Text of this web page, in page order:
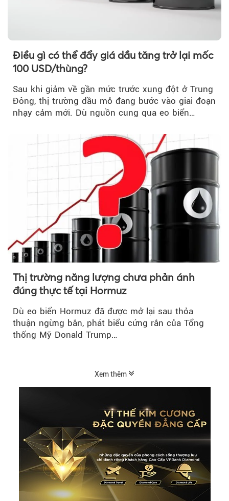
Điều gì có thể đẩy giá dầu tăng trở lại mốc
100 USD/thùng?
Sau khi giảm về gần mức trước xung đột ở Trung
Đông, thị trường dầu mỏ đang bước vào giai đoạn
nhạy cảm mới. Dù nguồn cung qua eo biển
Thị trường năng lượng chưa phản ánh
đúng thực tế tại Hormuz
Dù eo biển Hormuz đã được mở lại sau thỏa
thuận ngừng bắn, phát biểu cứng rắn của Tổng
thống Mỹ Donald Trump…
Xem thêm